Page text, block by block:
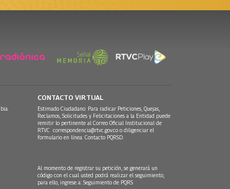
CONTACTO VIRTUAL
Estimado Ciudadano: Para radicar Peticiones, Quejas,
Reclamos, Solicitudes y Felicitaciones a la Entidad puede
remitir lo pertinente al Correo Oficial Institucional de
RTVC correspondencia@rtvc.gov.co o diligenciar el
formulario en línea: Contacto PQRSD.
Al momento de registrar su petición, se generará un
código con el cual usted podrá realizar el seguimiento,
para ello, ingrese a: Seguimiento de PQRS